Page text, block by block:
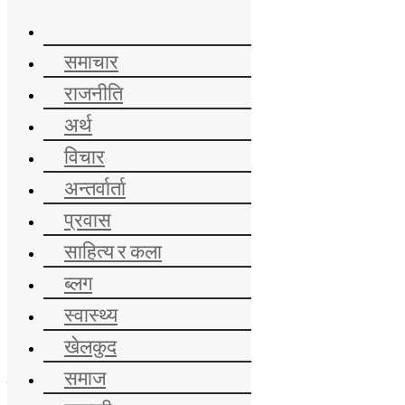
00:00:00
समाचार
राजनीति
अर्थ
विचार
अन्तर्वार्ता
प्रवास
साहित्य र कला
स्वास्थ्य
खेलकुद
समाज
गण्डकी
राशिफल
सम्पादकीय
ताजा समाचार
समाचार
राजनीति
अर्थ
विचार
अन्तर्वार्ता
प्रवास
साहित्य र कला
ब्लग
स्वास्थ्य
खेलकुद
समाज